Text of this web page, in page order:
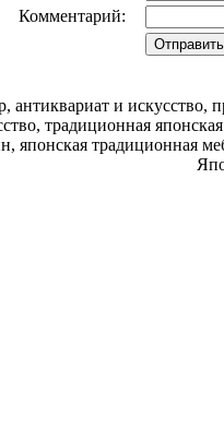
Комментарий:
антиквариат и
традиционная
японская традиционная